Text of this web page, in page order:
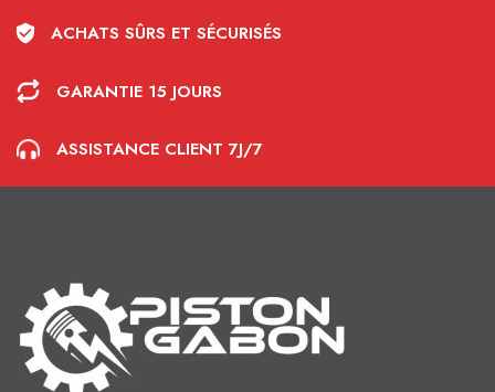
ACHATS SÛRS ET SÉCURISÉS
GARANTIE 15 JOURS
ASSISTANCE CLIENT 7J/7